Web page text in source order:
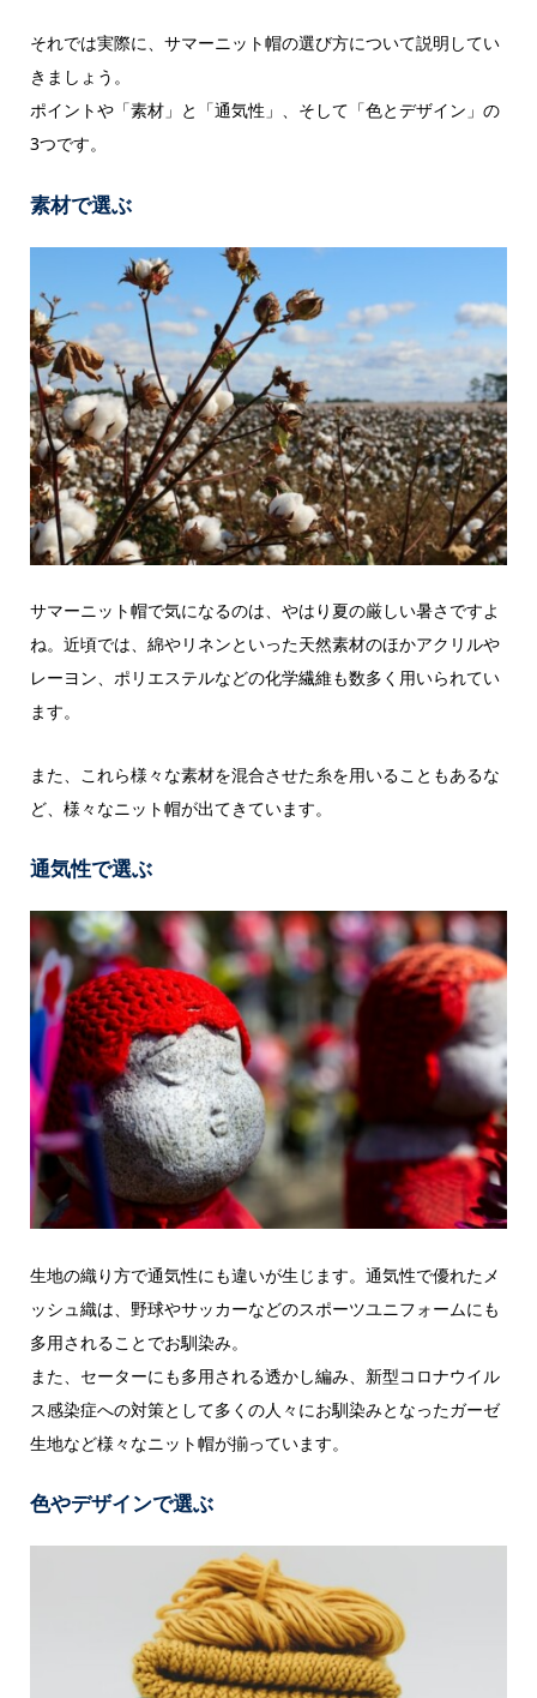
それでは実際に、サマーニット帽の選び方について説明してい
きましょう。
ポイントや「素材」と「通気性」、そして「色とデザイン」の
3つです。
素材で選ぶ
サマーニット帽で気になるのは、やはり夏の厳しい暑さですよ
ね。近頃では、綿やリネンといった天然素材のほかアクリルや
レーヨン、ポリエステルなどの化学繊維も数多く用いられてい
ます。
また、これら様々な素材を混合させた糸を用いることもあるな
ど、様々なニット帽が出てきています。
通気性で選ぶ
生地の織り方で通気性にも違いが生じます。通気性で優れたメ
ッシュ織は、野球やサッカーなどのスポーツユニフォームにも
多用されることでお馴染み。
また、セーターにも多用される透かし編み、新型コロナウイル
ス感染症への対策として多くの人々にお馴染みとなったガーゼ
生地など様々なニット帽が揃っています。
色やデザインで選ぶ